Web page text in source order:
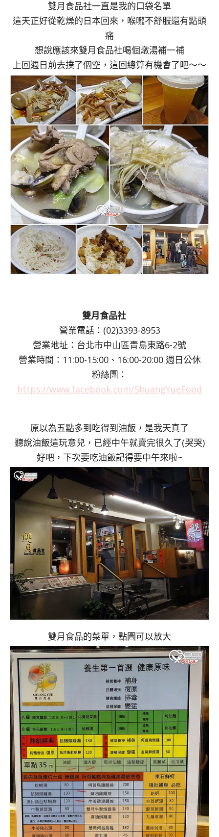
雙月食品社一直是我的口袋名單
這天正好從乾燥的日本回來，喉嚨不舒服還有點頭
痛
想說應該來雙月食品社喝個燉湯補一補
上回週日前去撲了個空，這回總算有機會了吧～～
雙月食品社
營業電話：(02)3393-8953
營業地址：台北市中山區青島東路6-2號
營業時間：11:00-15:00、16:00-20:00 週日公休
粉絲團：
https://www.facebook.com/ShuangYueFood
原以為五點多到吃得到油飯，是我天真了
聽說油飯這玩意兒，已經中午就賣完很久了(哭哭)
好吧，下次要吃油飯記得要中午來啦~
雙月食品的菜單，點圖可以放大